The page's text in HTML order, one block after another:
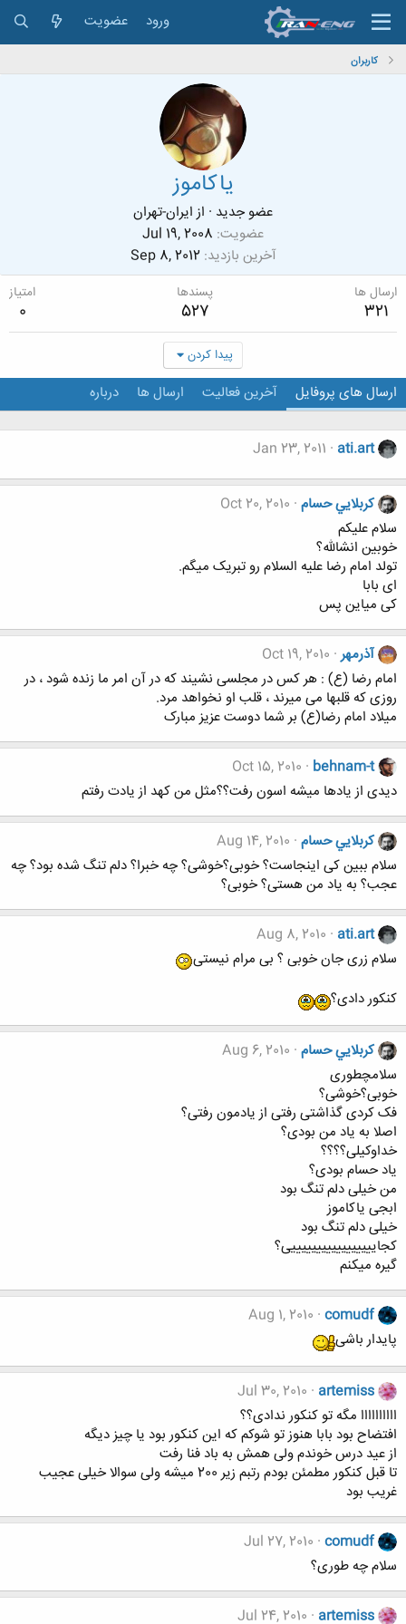
ورود عضویت
کاربران
یاکاموز
عضو جدید · از ایران-تهران
عضویت Jul 19, 2008
آخرین بازدید Sep 8, 2012
ارسال ها
321
پسندها
527
امتیاز
0
پیدا کردن
ارسال های پروفایل آخرین فعالیت ارسال ها درباره
ati.art
Jan 23, 2011
كربلايي حسام Oct 20, 2010
سلام علیکم
خوبین انشالله؟
تولد امام رضا علیه السلام رو تبریک میگم.
ای بابا
کی میاین پس
آذرمهر Oct 19, 2010
امام رضا (ع) : هر کس در مجلسی نشیند که در آن امر ما زنده شود ، در
روزی که قلبها می میرند ، قلب او نخواهد مرد.
میلاد امام رضا(ع) بر شما دوست عزیز مبارک
behnam-t
Oct 15, 2010
دیدی از یادها میشه اسون رفت؟؟مثل من کهد از یادت رفتم
كربلايي حسام Aug 14, 2010
سلام ببین کی اینجاست؟ خوبی؟خوشی؟ چه خبرا؟ دلم تنگ شده بود؟ چه
عجب؟ به یاد من هستی؟ خوبی؟
ati.art
Aug 8, 2010
سلام زری جان خوبی ؟ بی مرام نیستی
کنکور دادی؟
كربلايي حسام Aug 6, 2010
سلامچطوری
خوبی؟خوشی؟
فک کردی گذاشتی رفتی از یادمون رفتی؟
اصلا به یاد من بودی؟
خداوکیلی؟؟؟؟
یاد حسام بودی؟
من خیلی دلم تنگ بود
ابجی یاکاموز
خیلی دلم تنگ بود
کجایییییییییییییییییی؟
گیره میکنم
comudf
Aug 1, 2010
پایدار باشی
artemiss
Jul 30, 2010
اااااااااا مگه تو کنکور ندادی؟؟
افتضاح بود بابا هنوز تو شوکم که این کنکور بود یا چیز دیگه
از عید درس خوندم ولی همش به باد فنا رفت
تا قبل کنکور مطمئن بودم رتبم زیر 200 میشه ولی سوالا خیلی عجیب
غریب بود
comudf
Jul 27, 2010
سلام چه طوری؟
artemiss
Jul 24, 2010